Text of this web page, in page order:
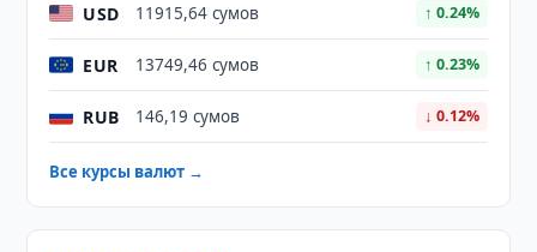
USD 11915,64 сумов ↑ 0.24%
EUR 13749,46 сумов ↑ 0.23%
RUB 146,19 сумов ↓ 0.12%
Все курсы валют →